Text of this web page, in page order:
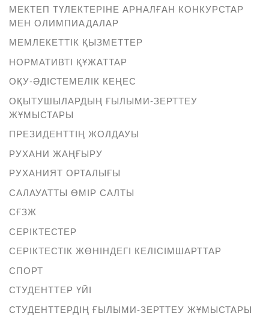
МЕКТЕП ТҮЛЕКТЕРІНЕ АРНАЛҒАН КОНКУРСТАР
МЕН ОЛИМПИАДАЛАР
МЕМЛЕКЕТТІК ҚЫЗМЕТТЕР
НОРМАТИВТІ ҚҰЖАТТАР
ОҚУ-ӘДІСТЕМЕЛІК КЕҢЕС
ОҚЫТУШЫЛАРДЫҢ ҒЫЛЫМИ-ЗЕРТТЕУ
ЖҰМЫСТАРЫ
ПРЕЗИДЕНТТІҢ ЖОЛДАУЫ
РУХАНИ ЖАҢҒЫРУ
РУХАНИЯТ ОРТАЛЫҒЫ
САЛАУАТТЫ ӨМІР САЛТЫ
СҒЗЖ
СЕРІКТЕСТЕР
СЕРІКТЕСТІК ЖӨНІНДЕГІ КЕЛІСІМШАРТТАР
СПОРТ
СТУДЕНТТЕР ҮЙІ
СТУДЕНТТЕРДІҢ ҒЫЛЫМИ-ЗЕРТТЕУ ЖҰМЫСТАРЫ